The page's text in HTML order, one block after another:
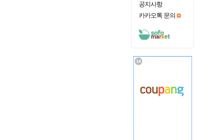
공지사항
카카오톡 문의